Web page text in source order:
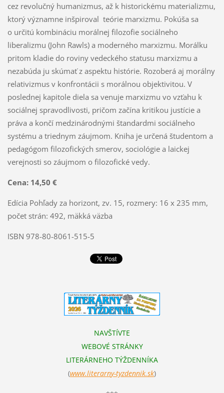
cez revolučný humanizmus, až k historickému materializmu,
ktorý významne inšpiroval teórie marxizmu. Pokúša sa
o určitú kombináciu morálnej filozofie sociálneho
liberalizmu (John Rawls) a moderného marxizmu. Morálku
pritom kladie do roviny vedeckého statusu marxizmu a
nezabúda ju skúmať z aspektu histórie. Rozoberá aj morálny
relativizmus v konfrontácii s morálnou objektivitou. V
poslednej kapitole diela sa venuje marxizmu vo vzťahu k
sociálnej spravodlivosti, pričom začína kritikou justície a
práva a končí medzinárodnými štandardmi sociálneho
systému a triednym záujmom. Kniha je určená študentom a
pedagógom filozofických smerov, sociológie a laickej
verejnosti so záujmom o filozofické vedy.
Cena: 14,50 €
Edícia Pohľady za horizont, zv. 15, rozmery: 16 x 235 mm,
počet strán: 492, mäkká väzba
ISBN 978-80-8061-515-5
NAVŠTÍVTE
WEBOVÉ STRÁNKY
LITERÁRNEHO TÝŽDENNÍKA
(www.literarny-tyzdennik.sk)